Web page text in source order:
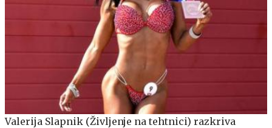
Valerija Slapnik (Življenje na tehtnici) razkriva